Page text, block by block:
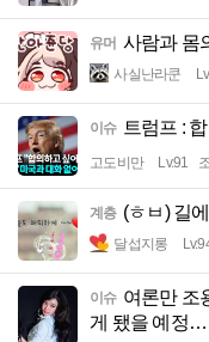
유머 사람과 몸
사실난라쿤
이슈 트럼프 :
고도비만 Lv.91
계층 (ㅎㅂ) 길
달섭지롱
이슈 여론만 조
게 됐을 예정…